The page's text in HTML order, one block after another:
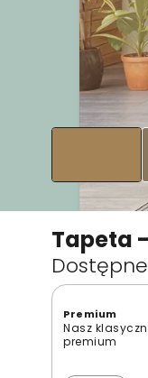
Tapeta
Premium
Nasz
premium